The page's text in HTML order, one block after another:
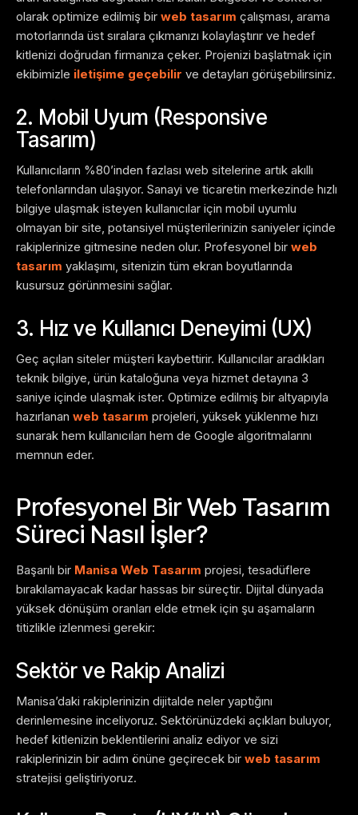
olarak optimize edilmiş bir web tasarım çalışması, arama
motorlarında üst sıralara çıkmanızı kolaylaştırır ve hedef
kitlenizi doğrudan firmanıza çeker. Projenizi başlatmak için
ekibimizle iletişime geçebilir ve detayları görüşebilirsiniz.
2. Mobil Uyum (Responsive
Tasarım)
Kullanıcıların %80’inden fazlası web sitelerine artık akıllı
telefonlarından ulaşıyor. Sanayi ve ticaretin merkezinde hızlı
bilgiye ulaşmak isteyen kullanıcılar için mobil uyumlu
olmayan bir site, potansiyel müşterilerinizin saniyeler içinde
rakiplerinize gitmesine neden olur. Profesyonel bir web
tasarım yaklaşımı, sitenizin tüm ekran boyutlarında
kusursuz görünmesini sağlar.
3. Hız ve Kullanıcı Deneyimi (UX)
Geç açılan siteler müşteri kaybettirir. Kullanıcılar aradıkları
teknik bilgiye, ürün kataloğuna veya hizmet detayına 3
saniye içinde ulaşmak ister. Optimize edilmiş bir altyapıyla
hazırlanan web tasarım projeleri, yüksek yüklenme hızı
sunarak hem kullanıcıları hem de Google algoritmalarını
memnun eder.
Profesyonel Bir Web Tasarım
Süreci Nasıl İşler?
Başarılı bir Manisa Web Tasarım projesi, tesadüflere
bırakılamayacak kadar hassas bir süreçtir. Dijital dünyada
yüksek dönüşüm oranları elde etmek için şu aşamaların
titizlikle izlenmesi gerekir:
Sektör ve Rakip Analizi
Manisa’daki rakiplerinizin dijitalde neler yaptığını
derinlemesine inceliyoruz. Sektörünüzdeki açıkları buluyor,
hedef kitlenizin beklentilerini analiz ediyor ve sizi
rakiplerinizin bir adım önüne geçirecek bir web tasarım
stratejisi geliştiriyoruz.